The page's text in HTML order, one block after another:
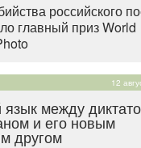
российского
главный приз World
12
между
и его новым
другом